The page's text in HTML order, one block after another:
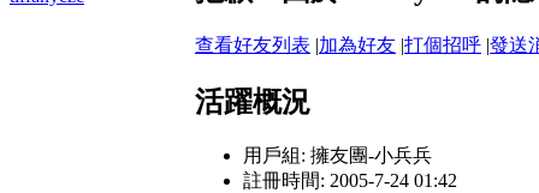
查看好友列表 |加為好友 |打個招呼 |發送
活躍概況
用戶組: 擁友團-小兵兵
註冊時間: 2005-7-24 01:42